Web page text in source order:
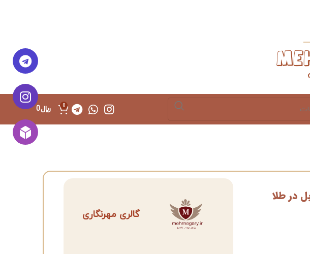
0 ﷼0
در طلا
گالری مهرنگاری